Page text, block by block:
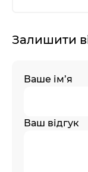
Залишити
Ваше ім’я
Ваш відгук